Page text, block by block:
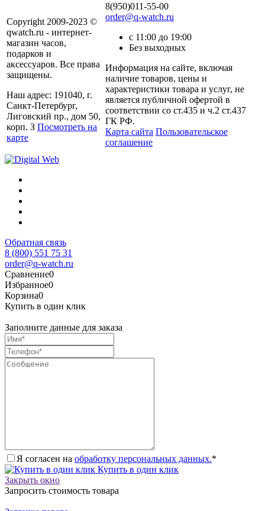
Copyright 2009-2023 ©
qwatch.ru - интернет-
магазин часов,
подарков и
аксессуаров. Все права
защищены.
Наш адрес: 191040, г.
Санкт-Петербург,
Лиговский пр., дом 50,
корп. З Посмотреть на
карте
8(950)011-55-00
order@q-watch.ru
с 11:00 до 19:00
Без выходных
Информация на сайте, включая
наличие товаров, цены и
характеристики товара и услуг, не
является публичной офертой в
соответствии со ст.435 и ч.2 ст.437
ГК РФ.
Карта сайта Пользовательское
соглашение
Обратная связь
8 (800) 551 75 31
order@q-watch.ru
Сравнение0
Избранное0
Корзина0
Купить в один клик
Заполните данные для заказа
Я согласен на обработку персональных данных.*
Купить в один клик
Закрыть окно
Запросить стоимость товара